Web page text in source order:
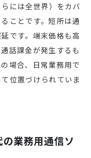
には全世界）をカバ
ことです。短所は通
です。端末価格も高
話課金が発生するも
場合、日常業務用で
位置づけられていま
業務用通信ソ